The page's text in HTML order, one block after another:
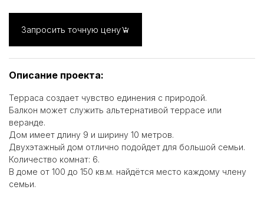
Запросить точную цену
Описание проекта:
Терраса создает чувство единения с природой.
Балкон может служить альтернативой террасе или
веранде.
Дом имеет длину 9 и ширину 10 метров.
Двухэтажный дом отлично подойдет для большой семьи.
Количество комнат: 6.
В доме от 100 до 150 кв.м. найдётся место каждому члену
семьи.